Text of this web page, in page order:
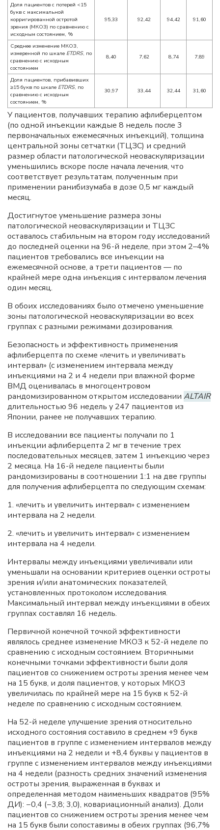
Доля пациентов с потерей <15
букв с максимальной
корригированной остротой
зрения (МКОЗ) по сравнению с
исходным состоянием, %
95,33 92,42 94,42 91,60
Среднее изменение МКОЗ,
измеренной по шкале ETDRS, по
сравнению с исходным
состоянием
8,40 7,62 8,74 7,89
Доля пациентов, прибавивших
≥15 букв по шкале ETDRS, по
сравнению с исходным
состоянием, %
30,97 33,44 32,44 31,60
У пациентов, получавших терапию афлиберцептом
(по одной инъекции каждые 8 недель после 3
первоначальных ежемесячных инъекций), толщина
центральной зоны сетчатки (ТЦЗС) и средний
размер области патологической неоваскуляризации
уменьшились вскоре после начала лечения, что
соответствует результатам, полученным при
применении ранибизумаба в дозе 0,5 мг каждый
месяц.
Достигнутое уменьшение размера зоны
патологической неоваскуляризации и ТЦЗС
оставалось стабильным на втором году исследований
до последней оценки на 96-й неделе, при этом 2–4%
пациентов требовались все инъекции на
ежемесячной основе, а трети пациентов — по
крайней мере одна инъекция с интервалом лечения
один месяц.
В обоих исследованиях было отмечено уменьшение
зоны патологической неоваскуляризации во всех
группах с разными режимами дозирования.
Безопасность и эффективность применения
афлиберцепта по схеме «лечить и увеличивать
интервал» (с изменением интервала между
инъекциями на 2 и 4 недели при влажной форме
ВМД оценивалась в многоцентровом
рандомизированном открытом исследовании ALTAIR
длительностью 96 недель у 247 пациентов из
Японии, ранее не получавших терапию.
В исследовании все пациенты получали по 1
инъекции афлиберцепта 2 мг в течение трех
последовательных месяцев, затем 1 инъекцию через
2 месяца. На 16-й неделе пациенты были
рандомизированы в соотношении 1:1 на две группы
для получения афлиберцепта по следующим схемам:
1. «лечить и увеличить интервал» с изменением
интервала на 2 недели.
2. «лечить и увеличить интервал» с изменением
интервала на 4 недели.
Интервалы между инъекциями увеличивали или
уменьшали на основании критериев оценки остроты
зрения и/или анатомических показателей,
установленных протоколом исследования.
Максимальный интервал между инъекциями в обеих
группах составлял 16 недель.
Первичной конечной точкой эффективности
являлось среднее изменение МКОЗ к 52-й неделе по
сравнению с исходным состоянием. Вторичными
конечными точками эффективности были доля
пациентов со снижением остроты зрения менее чем
на 15 букв, и доля пациентов, у которых МКОЗ
увеличилась по крайней мере на 15 букв к 52-й
неделе по сравнению с исходным состоянием.
На 52-й неделе улучшение зрения относительно
исходного состояния составило в среднем +9 букв
пациентов в группе с изменением интервалов между
инъекциями на 2 недели и +8,4 буквы у пациентов в
группе с изменением интервалов между инъекциями
на 4 недели (разность средних значений изменения
остроты зрения, выраженная в буквах и
определенная методом наименьших квадратов (95%
ДИ): −0,4 (−3,8; 3,0), ковариационный анализ). Доли
пациентов со снижением остроты зрения менее чем
на 15 букв были сопоставимы в обеих группах (96,7%